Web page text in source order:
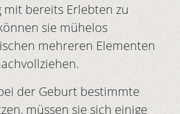
bereits Erlebten zu
sie mühelos
mehreren Elementen
der Geburt bestimmte
müssen sie sich einige